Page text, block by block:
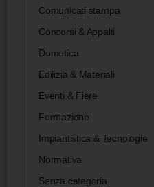
Comunicati stampa
Concorsi & Appalti
Domotica
Edilizia & Materiali
Eventi & Fiere
Formazione
Impiantistica & Tecnologie
Normativa
Senza categoria